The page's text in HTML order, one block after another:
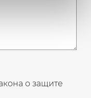
о защите